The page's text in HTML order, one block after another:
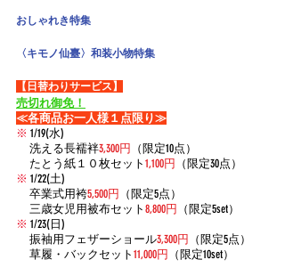
おしゃれき特集
〈キモノ仙臺〉和装小物特集
【日替わりサービス】
売切れ御免！
≪各商品お一人様１点限り≫
※ 1/19(水)
     洗える長襦袢
3,300円 （限定10点）
     たとう紙１０枚セット
1,100円 （限定30点）
※ 1/22(土)
     卒業式用袴
5,500円 （限定5点）
     三歳女児用被布セット
8,800円 （限定5set）
※ 1/23(日)
     振袖用フェザーショール
3,300円 （限定5点）
     草履・バックセット
11,000円 （限定10set）